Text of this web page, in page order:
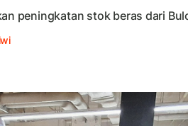
peningkatan stok beras dari